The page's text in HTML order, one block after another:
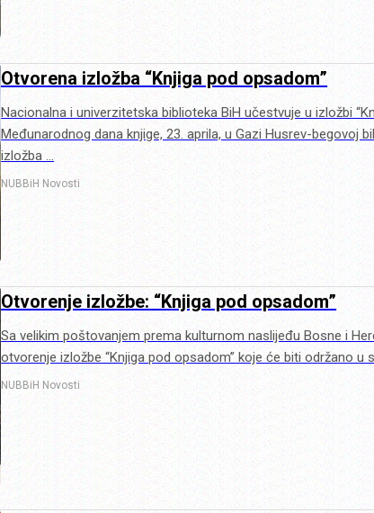
Otvorena izložba “Knjiga pod opsadom”
Nacionalna i univerzitetska biblioteka BiH učestvuje u izložbi
Međunarodnog dana knjige, 23. aprila, u Gazi Husrev-begovoj
izložba …
NUBBiH Novosti
Otvorenje izložbe: “Knjiga pod opsadom”
Sa velikim poštovanjem prema kulturnom naslijeđu Bosne i
otvorenje izložbe “Knjiga pod opsadom” koje će biti održano u
NUBBiH Novosti